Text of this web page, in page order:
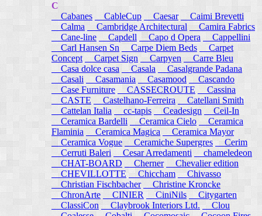
C
Cabanes
CableCup Caesar
Caimi Brevetti
Calma
Cambridge Architectural
Camira Fabrics
Cane-line
Capdell Capo d Opera
Cappellini
Carl Hansen Sn
Carpe Diem Beds
Carpet
Concept
Carpet Sign Carpyen
Carre Bleu
Casa dolce casa
Casala
Casalgrande Padana
Casali
Casamania Casamood
Cascando
Case Furniture
CASSECROUTE
Cassina
CASTE
Castelhano-Ferreira
Catellani Smith
Cattelan Italia
cc-tapis Ceadesign
Ceil-In
Ceramica Bardelli
Ceramica Cielo
Ceramica
Flaminia
Ceramica Magica
Ceramica Mayor
Ceramica Vogue
Ceramiche Supergres Cerim
Cerruti Baleri
Cesar Arredamenti
chameledeon
CHAT-BOARD
Cherner
Chevalier edition
CHEVILLOTTE
Chiccham
Chivasso
Christian Fischbacher
Christine Kroncke
ChronArte
CINIER CiniNils
Citygarten
ClassiCon
Claybrook Interiors Ltd.
Clou